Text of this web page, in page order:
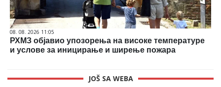
08. 08. 2026 11:05
РХМЗ објавио упозорења на високе температуре
и услове за иницирање и ширење пожара
JOŠ SA WEBA